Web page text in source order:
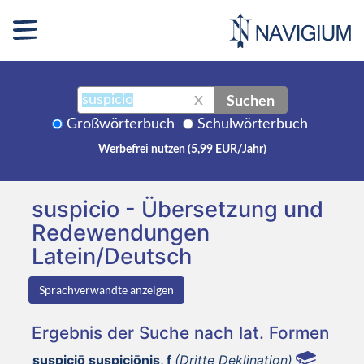
X Suchen
Großwörterbuch Schulwörterbuch
Werbefrei nutzen (5,99 EUR/Jahr)
suspicio - Übersetzung und
Redewendungen
Latein/Deutsch
Sprachverwandte anzeigen
Ergebnis der Suche nach lat. Formen
suspiciō suspiciōnis, f (Dritte Deklination)